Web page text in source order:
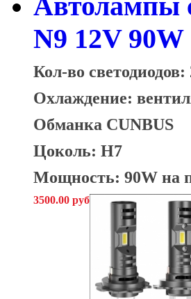
N9 12V
Кол-во светодиодов:
Охлаждение:
Обманка CUNBUS
Цоколь: H7
Мощность: 90W на
3500.00 руб